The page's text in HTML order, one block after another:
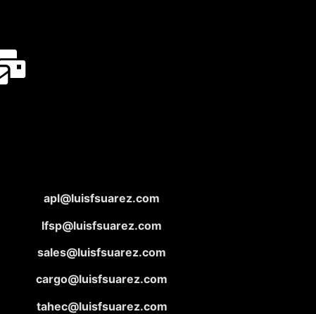
apl@luisfsuarez.com
lfsp@luisfsuarez.com
sales@luisfsuarez.com
cargo@luisfsuarez.com
tahec@luisfsuarez.com